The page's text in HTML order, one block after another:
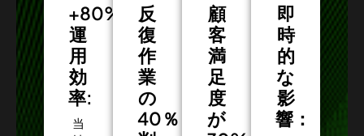
+80%
運
用
効
率:
当
反
復
作
業
の
40％
顧
客
満
足
度
が
即
時
的
な
影
響：